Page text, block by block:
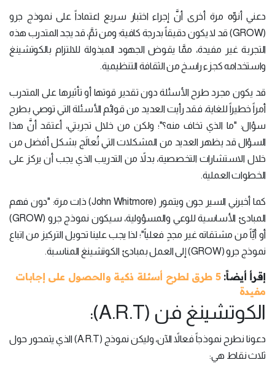
دعني أنوِّه مرة أخرى أنَّ إجراء اختبار سريع اعتماداً على نموذج جرو
(GROW) قد لا يكون دقيقاً بدرجة كافية؛ ومن ثمَّ، قد يجد المتدرب هذه
التجربة غير مفيدة، ممَّا يقوض الجهود المبذولة للالتزام بالكوتشينغ
واستخدامه كجزء راسخ من الثقافة التنظيمية.
قد يكون مجرد طرح الأسئلة دون تقدير قوتها أو تأثيرها على المتدرب
أمراً خطيراً للغاية، فقد رأيت العديد من قوائم الأسئلة التي توصي بطرح
سؤال: "ما الذي تخاف منه؟"؛ ولكن من خلال تجربتي، أعتقد أنَّ هذا
السؤال قد يظهر العديد من المشكلات التي تُعالَج بشكل أفضل من
خلال الاستشارات التخصصية، بدلاً من التدريب الذي يجب أن يركز على
الخطوات العملية.
كما أخبرني السير جون ويتمور (John Whitmore) ذات مرة: "دون فهم
المبادئ الأساسية للوعي والمسؤولية، سيكون نموذج جرو (GROW)
أو أيَّاً من مشتقاته غير مجدٍ فعلياً"؛ لذا يجب علينا تحويل التركيز من اتباع
نموذج جرو (GROW) إلى العمل بمبادئ الكوتشينغ المناسبة.
إقرأ أيضاً:
5 طرق لطرح أسئلة ذكية والحصول على إجابات
مفيدة
الكوتشينغ فن (A.R.T):
دعونا نطرح نموذجاً فعالاً الآن، وليكن نموذج (A.R.T) الذي يتمحور حول
ثلاث نقاط هي: